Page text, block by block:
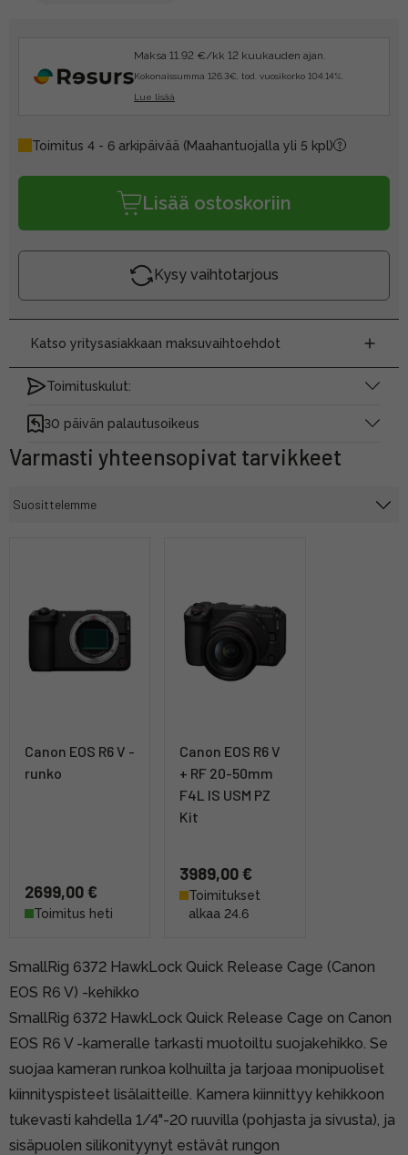
Maksa 11.92 €/kk 12 kuukauden ajan.
Kokonaissumma 126.3€, tod. vuosikorko 104.14%.
Lue lisää
Toimitus 4 - 6 arkipäivää (Maahantuojalla yli 5 kpl)
Lisää ostoskoriin
Kysy vaihtotarjous
Katso yritysasiakkaan maksuvaihtoehdot
Toimituskulut:
30 päivän palautusoikeus
Varmasti yhteensopivat tarvikkeet
Canon EOS R6 V -
runko
2699,00 €
Toimitus heti
Canon EOS R6 V
+ RF 20-50mm
F4L IS USM PZ
Kit
3989,00 €
Toimitukset
alkaa 24.6
SmallRig 6372 HawkLock Quick Release Cage (Canon
EOS R6 V) -kehikko
SmallRig 6372 HawkLock Quick Release Cage on Canon
EOS R6 V -kameralle tarkasti muotoiltu suojakehikko. Se
suojaa kameran runkoa kolhuilta ja tarjoaa monipuoliset
kiinnityspisteet lisälaitteille. Kamera kiinnittyy kehikkoon
tukevasti kahdella 1/4"-20 ruuvilla (pohjasta ja sivusta), ja
sisäpuolen silikonityynyt estävät rungon